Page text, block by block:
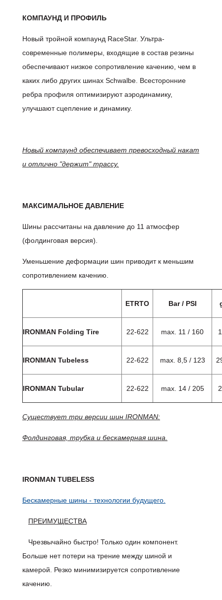
КОМПАУНД И ПРОФИЛЬ
Новый тройной компаунд RaceStar. Ультра-
современные полимеры, входящие в состав резины
обеспечивают низкое сопротивление качению, чем в
каких либо других шинах Schwalbe. Всесторонние
ребра профиля оптимизируют аэродинамику,
улучшают сцепление и динамику.
Новый компаунд обеспечивает превосходный накат
и отлично "держит" трассу.
МАКСИМАЛЬНОЕ ДАВЛЕНИЕ
Шины рассчитаны на давление до 11 атмосфер
(фолдинговая версия).
Уменьшение деформации шин приводит к меньшим
сопротивлением качению.
ETRTO Bar / PSI
IRONMAN Folding Tire 22-622 max. 11 / 160
IRONMAN Tubeless 22-622 max. 8,5 / 123
IRONMAN Tubular 22-622 max. 14 / 205
Существует три версии шин IRONMAN:
Фолдинговая, трубка и бескамерная шина.
IRONMAN TUBELESS
Бескамерные шины - технологии будущего.
ПРЕИМУЩЕСТВА
Чрезвычайно быстро! Только один компонент.
Больше нет потери на трение между шиной и
камерой. Резко минимизируется сопротивление
качению.